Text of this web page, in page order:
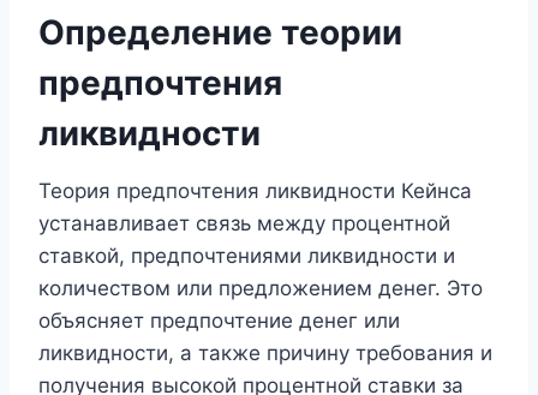
Определение теории
предпочтения
ликвидности
Теория предпочтения ликвидности Кейнса
устанавливает связь между процентной
ставкой, предпочтениями ликвидности и
количеством или предложением денег. Это
объясняет предпочтение денег или
ликвидности, а также причину требования и
получения высокой процентной ставки за